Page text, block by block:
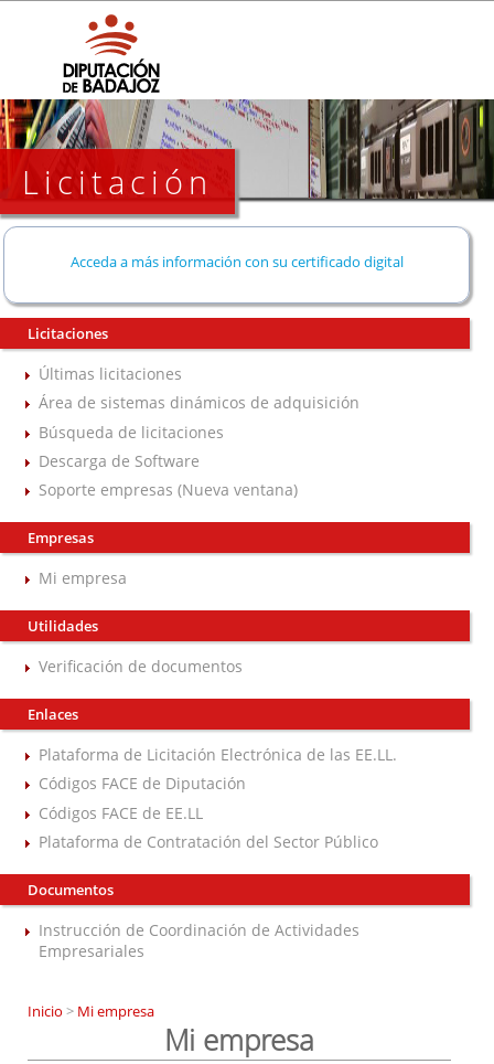
Licitación
Acceda a más información con su certificado digital
Licitaciones
Últimas licitaciones
Área de sistemas dinámicos de adquisición
Búsqueda de licitaciones
Descarga de Software
Soporte empresas (Nueva ventana)
Empresas
Mi empresa
Utilidades
Verificación de documentos
Enlaces
Plataforma de Licitación Electrónica de las EE.LL.
Códigos FACE de Diputación
Códigos FACE de EE.LL
Plataforma de Contratación del Sector Público
Documentos
Instrucción de Coordinación de Actividades
Empresariales
Inicio > Mi empresa
Mi empresa